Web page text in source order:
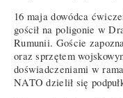
16 maja dowódca
gościł na poligonie w
Rumunii. Goście
oraz sprzętem
doświadczeniami w
NATO dzielił się